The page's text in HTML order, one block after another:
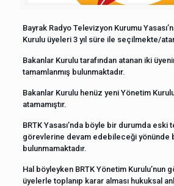
Bayrak Radyo Televizyon Kurumu
Kurulu üyeleri 3 yıl süre ile seçilmekte/
Bakanlar Kurulu tarafından atanan iki
tamamlanmış bulunmaktadır.
Bakanlar Kurulu henüz yeni Yönetim
atamamıştır.
BRTK Yasası’nda böyle bir durumda eski
görevlerine devam edebileceği yönünde
bulunmamaktadır.
Hal böyleyken BRTK Yönetim Kurulu’nun
üyelerle toplanıp karar alması hukuksal